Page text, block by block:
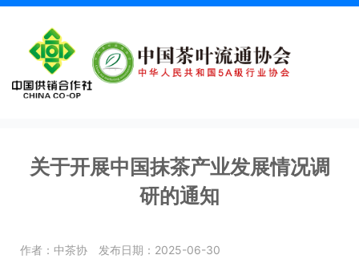
关于开展中国抹茶产业发展情况调
研的通知
作者：中茶协 发布日期：2025-06-30